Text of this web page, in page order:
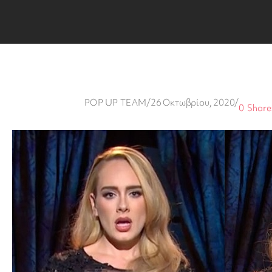
POP UP TEAM/26 Οκτωβρίου, 2020/0